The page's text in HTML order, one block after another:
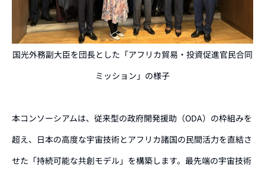
国光外務副大臣を団長とした「アフリカ貿易・投資促進官民合同
ミッション」の様子
本コンソーシアムは、従来型の政府開発援助（ODA）の枠組みを
超え、日本の高度な宇宙技術とアフリカ諸国の民間活力を直結さ
せた「持続可能な共創モデル」を構築します。最先端の宇宙技術